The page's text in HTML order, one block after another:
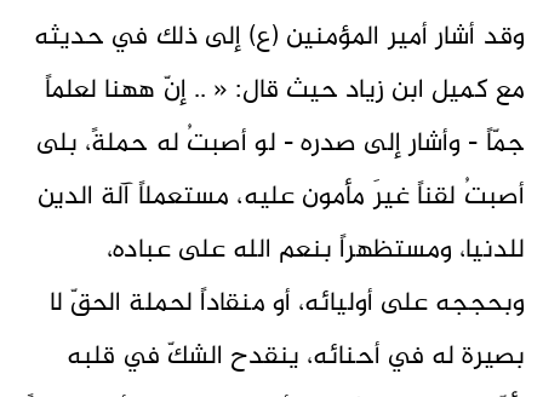
وقد أشار أمير المؤمنين (ع) إلى ذلك في حديثه
مع كميل ابن زياد حيث قال: « .. إنّ ههنا لعلماً
جمّاً - وأشار إلى صدره - لو أصبتُ له حملةً، بلى
أصبتُ لقناً غيرَ مأمون عليه، مستعملاً آلة الدين
للدنيا، ومستظهراً بنعم الله على عباده،
وبحججه على أوليائه، أو منقاداً لحملة الحقّ لا
بصيرة له في أحنائه، ينقدح الشكّ في قلبه